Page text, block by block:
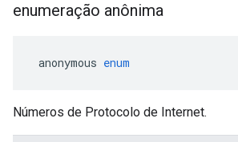
enumeração anônima
anonymous enum
Números de Protocolo de Internet.